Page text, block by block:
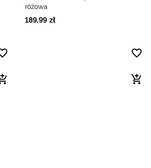
różowa
189,99 zł